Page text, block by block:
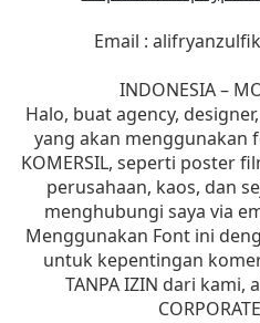
Email :
INDONESIA –
Halo, buat agency,
yang akan
KOMERSIL, seperti poster
perusahaan, kaos, dan
menghubungi saya via
Menggunakan Font ini
untuk kepentingan
TANPA IZIN dari kami,